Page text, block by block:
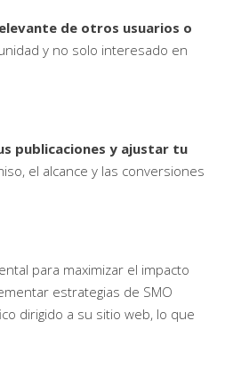
de otros usuarios o
y no solo interesado en
publicaciones y ajustar tu
el alcance y las conversiones
para maximizar el impacto
estrategias de SMO
dirigido a su sitio web, lo que